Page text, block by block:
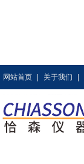
网站首页 关于我们